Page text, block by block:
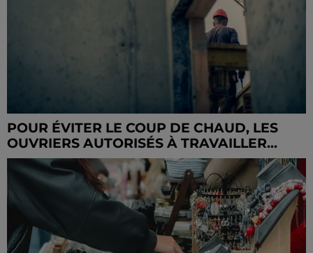
POUR ÉVITER LE COUP DE CHAUD, LES
OUVRIERS AUTORISÉS À TRAVAILLER...